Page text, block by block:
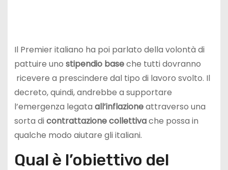
Il Premier italiano ha poi parlato della volontà di
pattuire uno stipendio baseche tutti dovranno
ricevere a prescindere dal tipo di lavoro svolto. Il
decreto, quindi, andrebbe a supportare
l’emergenza legata all’inflazioneattraverso una
sorta dicontrattazione collettivache possa in
qualche modo aiutare gli italiani.
Qual è l’obiettivo del